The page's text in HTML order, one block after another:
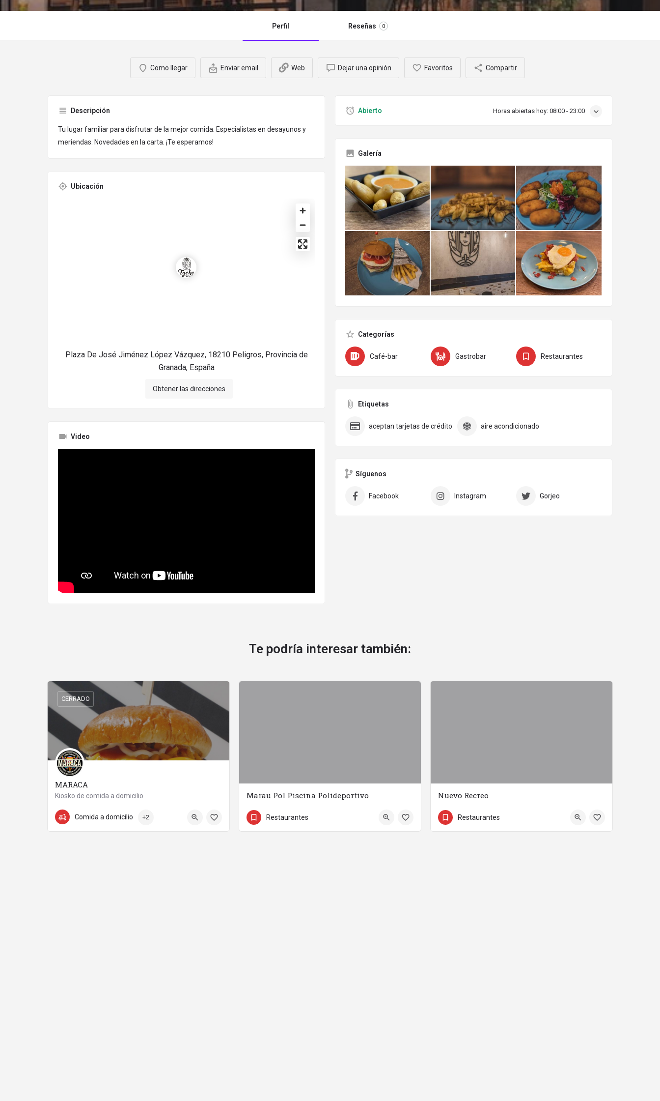
Perfil Reseñas 0
Como llegar Enviar email Web Dejar una opinión Favoritos Compartir
Descripción
Tu lugar familiar para disfrutar de la mejor comida. Especialistas en desayunos y
meriendas. Novedades en la carta. ¡Te esperamos!
Ubicación
Plaza De José Jiménez López Vázquez, 18210 Peligros, Provincia de
Granada, España
Obtener las direcciones
Video
Abierto Horas abiertas hoy: 08:00 - 23:00
Galería
Categorías
Café-bar Gastrobar Restaurantes
Etiquetas
aceptan tarjetas de crédito aire acondicionado
Síguenos
Facebook Instagram Gorjeo
Te podría interesar también:
MARACA
Kiosko de comida a domicilio
722564343
CERRADO
Comida a domicilio +2
Marau Pol Piscina Polideportivo
692710514
Restaurantes
Nuevo Recreo
858 99 58 58
Restaurantes